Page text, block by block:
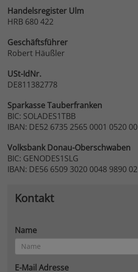
Handelsregister Ulm
HRB 680 422
Geschäftsführer
Robert Häußler
USt-IdNr.
DE811382778
SparkasseTauberfranken
BIC: SOLADES1TBB
IBAN: DE52 6735 2565 0001 0520 00
VolksbankDonau-Oberschwaben
BIC: GENODES1SLG
IBAN: DE56 6509 3020 0048 9890 02
Kontakt
Name
E-Mail Adresse